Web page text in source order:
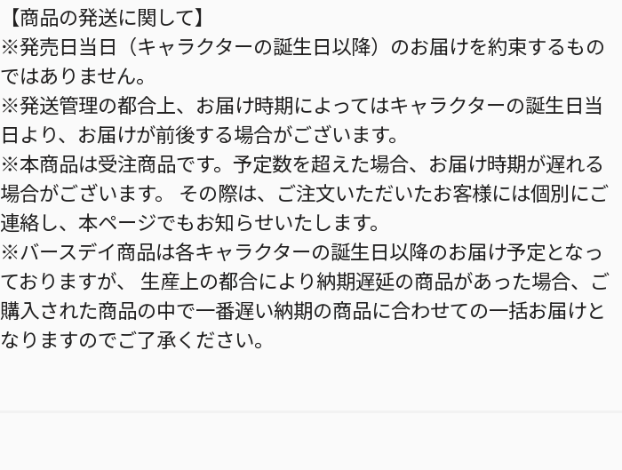
【商品の発送に関して】
※発売日当日（キャラクターの誕生日以降）のお届けを約束するもの
ではありません。
※発送管理の都合上、お届け時期によってはキャラクターの誕生日当
日より、お届けが前後する場合がございます。
※本商品は受注商品です。予定数を超えた場合、お届け時期が遅れる
場合がございます。 その際は、ご注文いただいたお客様には個別にご
連絡し、本ページでもお知らせいたします。
※バースデイ商品は各キャラクターの誕生日以降のお届け予定となっ
ておりますが、 生産上の都合により納期遅延の商品があった場合、ご
購入された商品の中で一番遅い納期の商品に合わせての一括お届けと
なりますのでご了承ください。